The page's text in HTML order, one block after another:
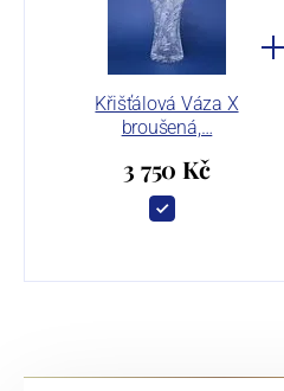
Křišťálová Váza X
broušená,…
3 750 Kč